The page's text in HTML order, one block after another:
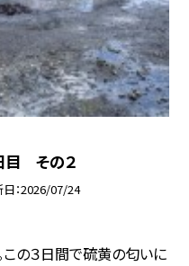
目 その２
日 2026/07/24
の３日間で硫黄の匂いに